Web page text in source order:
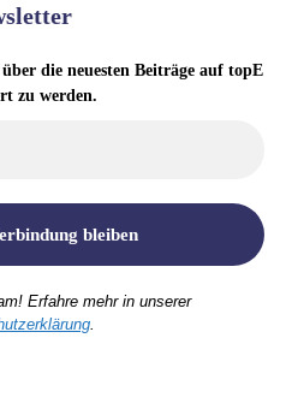
die neuesten Beiträge auf topE
zu werden.
Erfahre mehr in unserer